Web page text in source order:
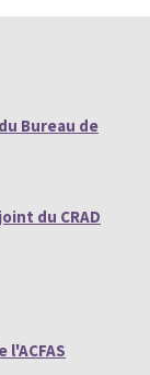
Bureau de
du CRAD
l'ACFAS